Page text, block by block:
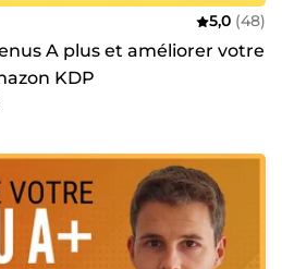
5,0 (48)
A plus et améliorer votre
KDP